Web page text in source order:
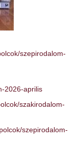
szepirodalom-
2026-aprilis
szakirodalom-
szepirodalom-